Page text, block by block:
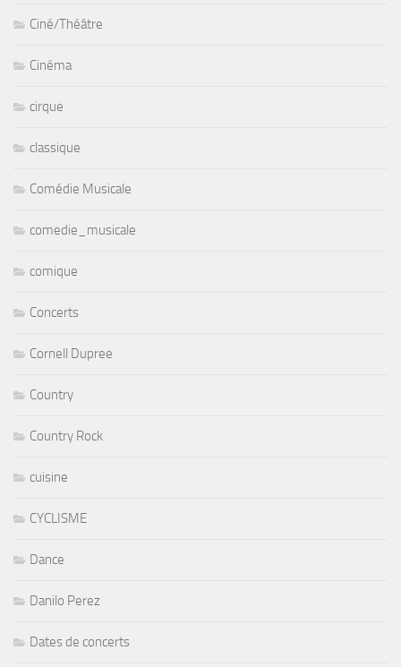
Ciné/Théâtre
Cinéma
cirque
classique
Comédie Musicale
comedie_musicale
comique
Concerts
Cornell Dupree
Country
Country Rock
cuisine
CYCLISME
Dance
Danilo Perez
Dates de concerts